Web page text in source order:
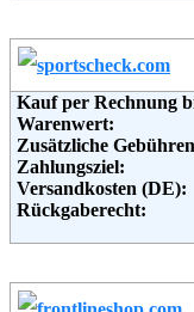
Weitere
Adresse:
Email:
Kauf per Rechnung
Warenwert:
Zusätzliche
Zahlungsziel:
Versandkosten (DE):
Rückgaberecht:
Weitere